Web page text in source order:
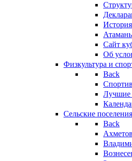
Cайт
Об
Физкультура и
Back
Лучшие
Сельские поселения
Back